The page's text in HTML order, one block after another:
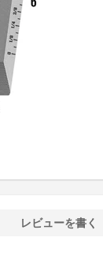
レビューを書く